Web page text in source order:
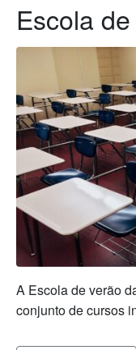
Escola
A Escola de verão
conjunto de cursos